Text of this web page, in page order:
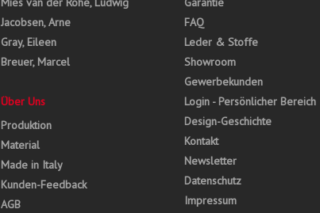
Jacobsen, Arne
Gray, Eileen
Breuer, Marcel
Über Uns
Produktion
Material
Made in Italy
Kunden-Feedback
AGB
FAQ
Leder & Stoffe
Showroom
Gewerbekunden
Login - Persönlicher Bereich
Design-Geschichte
Kontakt
Newsletter
Datenschutz
Impressum